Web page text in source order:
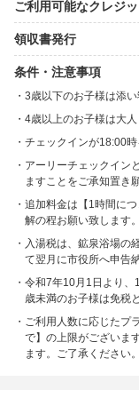
ご利用可能なクレジ
領収書発行
条件・注意事項
3歳以下のお子様は添い
4歳以上のお子様は大人
チェックインが18:00時
アーリーチェックイン
ますことをご承知置き
追加料金は【1時間に
解の程お願い致します。
入湯税は、鉱泉浴場の
て翌月に市役所へ申告
令和7年10月1日より、
歳未満のお子様は免税
ご利用人数に応じたプ
で】の上限がございま
ます。ご了承ください。